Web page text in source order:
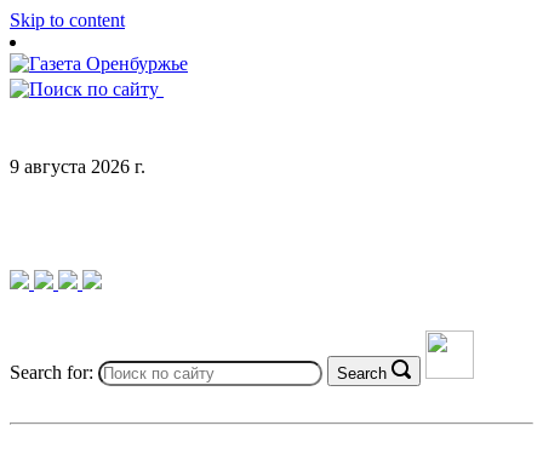
Skip to content
9 августа 2026 г.
Search for: Search